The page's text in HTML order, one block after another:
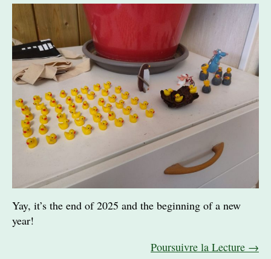
Yay, it’s the end of 2025 and the beginning of a new
year!
Poursuivre la Lecture →